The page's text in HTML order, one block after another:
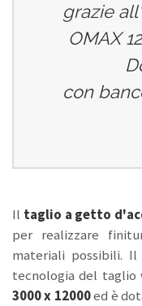
grazie
OMAX
con
Il taglio a getto
per realizzare
materiali possibili.
tecnologia del taglio
3000 x 12000ed è